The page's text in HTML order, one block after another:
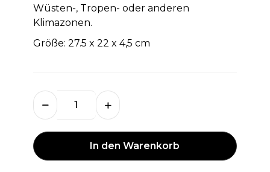
Wüsten-, Tropen- oder anderen
Klimazonen.
Größe: 27.5 x 22 x 4,5 cm
In den Warenkorb